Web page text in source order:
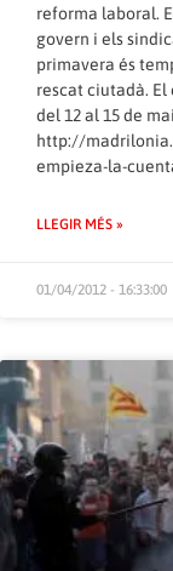
reforma laboral.
govern i els
primavera és
rescat ciutadà.
del 12 al 15 de
http://
empieza-la-
LLEGIR MÉS »
01/04/2012 - 16:33:00